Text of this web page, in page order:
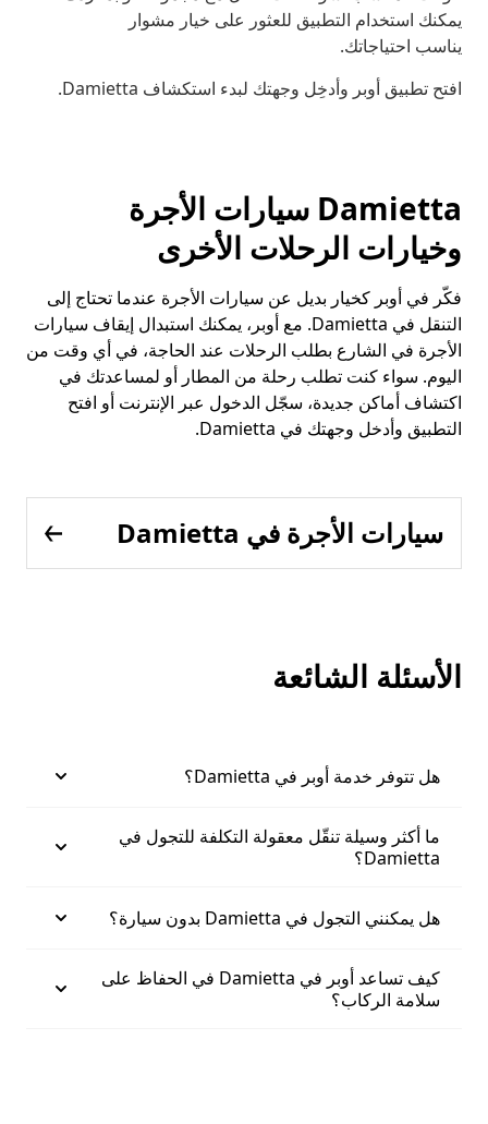
يمكنك استخدام التطبيق للعثور على خيار مشوار
يناسب احتياجاتك.
افتح تطبيق أوبر وأدخِل وجهتك لبدء استكشاف Damietta.
Damietta سيارات الأجرة
وخيارات الرحلات الأخرى
فكّر في أوبر كخيار بديل عن سيارات الأجرة عندما تحتاج إلى
التنقل في Damietta. مع أوبر، يمكنك استبدال إيقاف سيارات
الأجرة في الشارع بطلب الرحلات عند الحاجة، في أي وقت من
اليوم. سواء كنت تطلب رحلة من المطار أو لمساعدتك في
اكتشاف أماكن جديدة، سجّل الدخول عبر الإنترنت أو افتح
التطبيق وأدخل وجهتك في Damietta.
سيارات الأجرة في Damietta
الأسئلة الشائعة
هل تتوفر خدمة أوبر في Damietta؟
ما أكثر وسيلة تنقّل معقولة التكلفة للتجول في
Damietta؟
هل يمكنني التجول في Damietta بدون سيارة؟
كيف تساعد أوبر في Damietta في الحفاظ على
سلامة الركاب؟